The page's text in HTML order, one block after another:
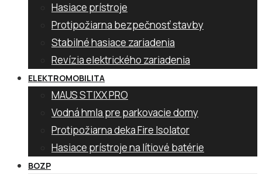
Hasiace prístroje
Protipožiarna bezpečnosť stavby
Stabilné hasiace zariadenia
Revízia elektrického zariadenia
ELEKTROMOBILITA
MAUS STIXX PRO
Vodná hmla pre parkovacie domy
Protipožiarna deka Fire Isolator
Hasiace prístroje na lítiové batérie
BOZP